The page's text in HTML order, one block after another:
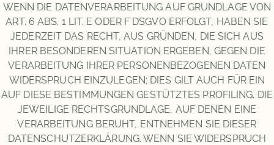
WENN DIE DATENVERARBEITUNG AUF GRUNDLAGE VON
ART. 6 ABS. 1 LIT. E ODER F DSGVO ERFOLGT, HABEN SIE
JEDERZEIT DAS RECHT, AUS GRÜNDEN, DIE SICH AUS
IHRER BESONDEREN SITUATION ERGEBEN, GEGEN DIE
VERARBEITUNG IHRER PERSONENBEZOGENEN DATEN
WIDERSPRUCH EINZULEGEN; DIES GILT AUCH FÜR EIN
AUF DIESE BESTIMMUNGEN GESTÜTZTES PROFILING. DIE
JEWEILIGE RECHTSGRUNDLAGE, AUF DENEN EINE
VERARBEITUNG BERUHT, ENTNEHMEN SIE DIESER
DATENSCHUTZERKLÄRUNG. WENN SIE WIDERSPRUCH